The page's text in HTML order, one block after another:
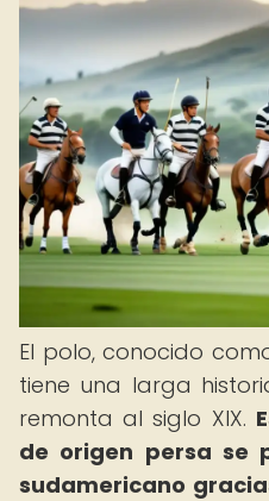
El polo, conocido
tiene una larga
remonta al siglo XIX.
de origen persa se
sudamericano